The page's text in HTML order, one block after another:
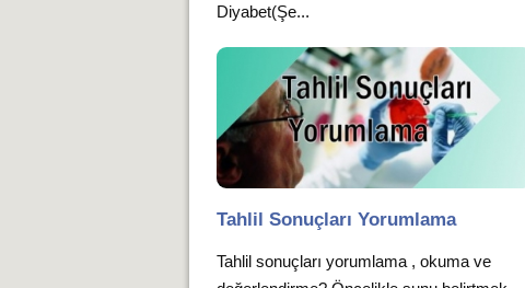
Diyabet(Şe...
Tahlil Sonuçları Yorumlama
Tahlil sonuçları yorumlama , okuma ve